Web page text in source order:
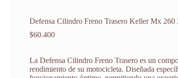
Defensa Cilindro Freno Trasero Keller Mx 260
$60.400
La Defensa Cilindro Freno Trasero es un
rendimiento de su motocicleta. Diseñada